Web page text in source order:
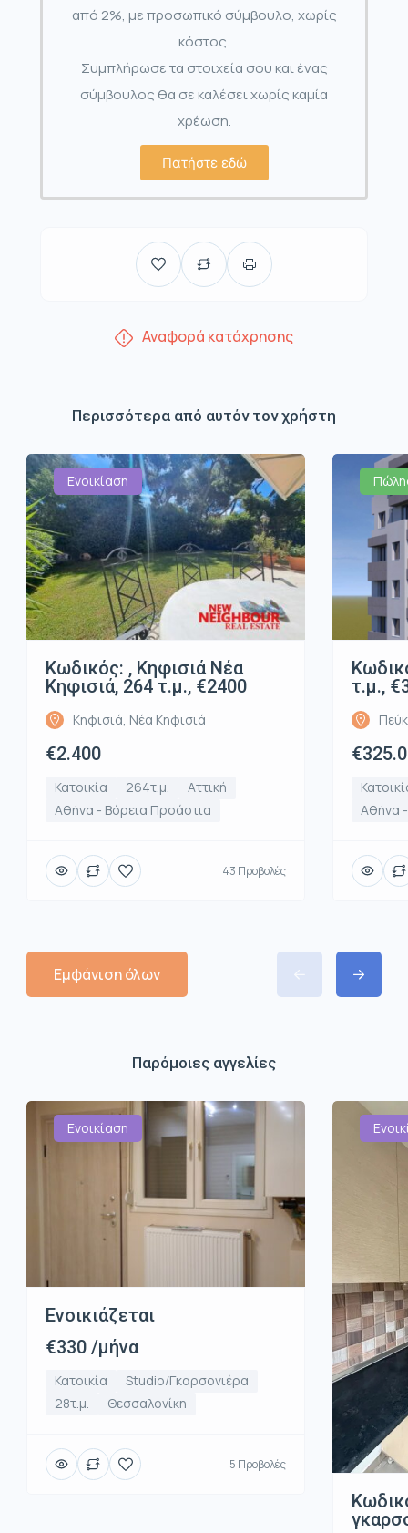
από 2%, με προσωπικό σύμβουλο, χωρίς
κόστος.
Συμπλήρωσε τα στοιχεία σου και ένας
σύμβουλος θα σε καλέσει χωρίς καμία
χρέωση.
Πατήστε εδώ
Αναφορά κατάχρησης
Περισσότερα από αυτόν τον χρήστη
Ενοικίαση
Κωδικός: , Κηφισιά Νέα
Κηφισιά, 264 τ.μ., €2400
Κηφισιά, Νέα Κηφισιά
€2.400
Κατοικία 264τ.μ.
Αττική
Αθήνα - Βόρεια Προάστια
43 Προβολές
τ.μ.,
Αθήνα
Εμφάνιση όλων
Παρόμοιες αγγελίες
Ενοικίαση
Ενοικιάζεται
€330 /μήνα
Κατοικία
Studio/Γκαρσονιέρα
28τ.μ.
Θεσσαλονίκη
5 Προβολές